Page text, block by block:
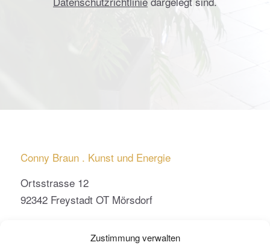
Zustimmung verwalten
Conny Braun . Kunst und Energie
Ortsstrasse 12
92342 Freystadt OT Mörsdorf